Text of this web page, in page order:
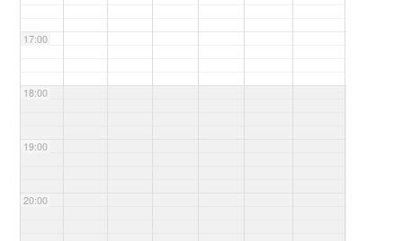
17:00
18:00
19:00
20:00